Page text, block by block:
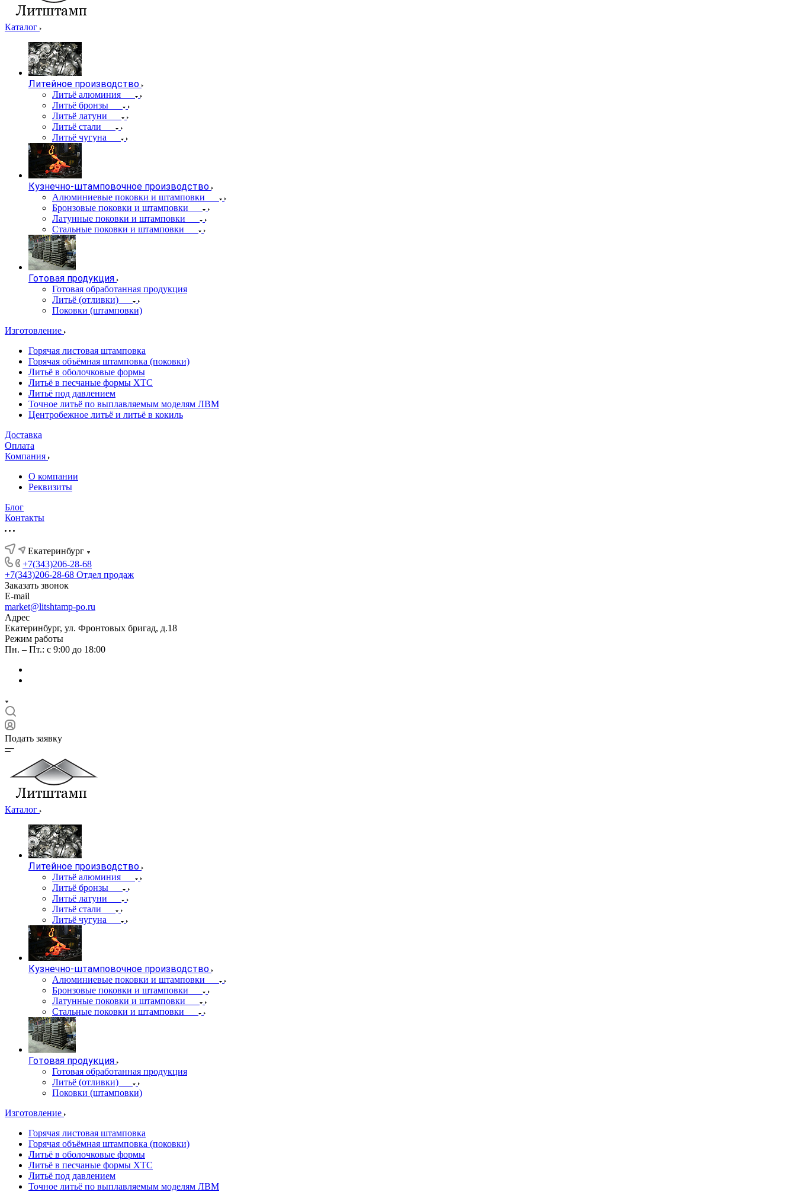
Каталог
Литейное производство
Литьё алюминия
Литьё бронзы
Литьё латуни
Литьё стали
Литьё чугуна
Кузнечно-штамповочное производство
Алюминиевые поковки и штамповки
Бронзовые поковки и штамповки
Латунные поковки и штамповки
Стальные поковки и штамповки
Готовая продукция
Готовая обработанная продукция
Литьё (отливки)
Поковки (штамповки)
Изготовление
Горячая листовая штамповка
Горячая объёмная штамповка (поковки)
Литьё в оболочковые формы
Литьё в песчаные формы ХТС
Литьё под давлением
Точное литьё по выплавляемым моделям ЛВМ
Центробежное литьё и литьё в кокиль
Доставка
Оплата
Компания
О компании
Реквизиты
Блог
Контакты
Екатеринбург
+7(343)206-28-68
+7(343)206-28-68 Отдел продаж
Заказать звонок
E-mail
market@litshtamp-po.ru
Адрес
Екатеринбург, ул. Фронтовых бригад, д.18
Режим работы
Пн. – Пт.: с 9:00 до 18:00
Подать заявку
Каталог
Литейное производство
Литьё алюминия
Литьё бронзы
Литьё латуни
Литьё стали
Литьё чугуна
Кузнечно-штамповочное производство
Алюминиевые поковки и штамповки
Бронзовые поковки и штамповки
Латунные поковки и штамповки
Стальные поковки и штамповки
Готовая продукция
Готовая обработанная продукция
Литьё (отливки)
Поковки (штамповки)
Изготовление
Горячая листовая штамповка
Горячая объёмная штамповка (поковки)
Литьё в оболочковые формы
Литьё в песчаные формы ХТС
Литьё под давлением
Точное литьё по выплавляемым моделям ЛВМ